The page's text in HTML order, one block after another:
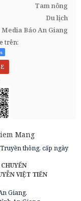
Tam nông
Du lịch
Media Báo An Giang
trên:
thông, cấp ngày
VIỆT TIẾN
Giang.